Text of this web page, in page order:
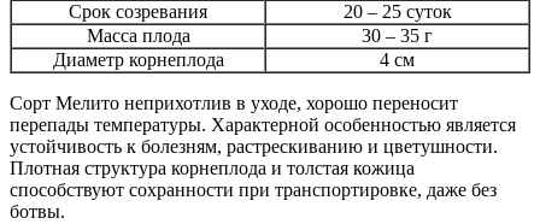
Срок созревания
20 – 25 суток
Масса плода
30 – 35 г
Диаметр корнеплода
4 см
Сорт Мелито неприхотлив в уходе, хорошо переносит
перепады температуры. Характерной особенностью является
устойчивость к болезням, растрескиванию и цветушности.
Плотная структура корнеплода и толстая кожица
способствуют сохранности при транспортировке, даже без
ботвы.